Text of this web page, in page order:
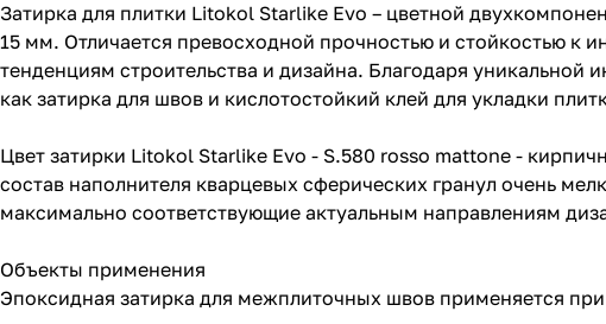
Затирка для плитки Litokol Starlike Evo – цветной
15 мм. Отличается превосходной прочностью и стойкостью
тенденциям строительства и дизайна. Благодаря
как затирка для швов и кислотостойкий клей для укладки
Цвет затирки Litokol Starlike Evo - S.580 rosso mattone -
состав наполнителя кварцевых сферических гранул очень
максимально соответствующие актуальным направлениям
Объекты применения
Эпоксидная затирка для межплиточных швов применяется